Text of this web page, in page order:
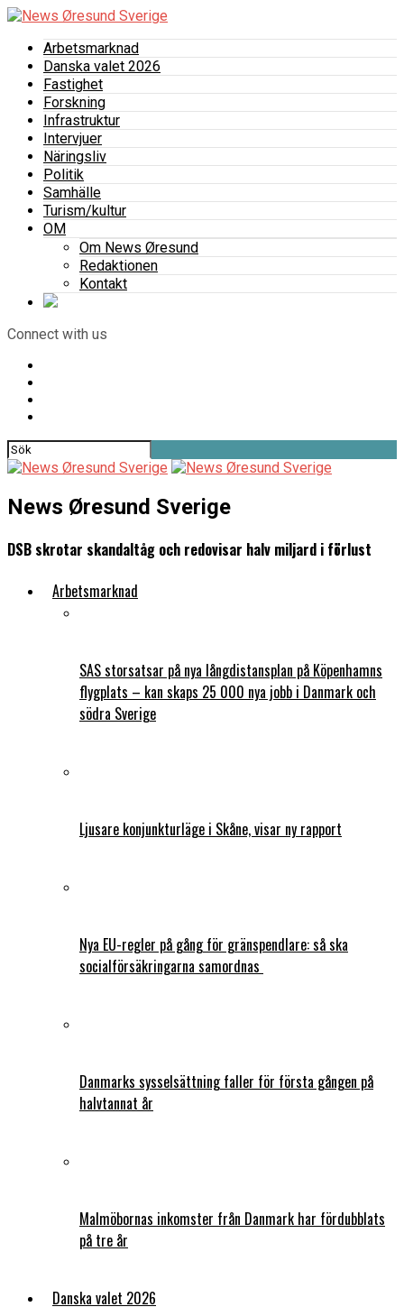
Arbetsmarknad
Danska valet 2026
Fastighet
Forskning
Infrastruktur
Intervjuer
Näringsliv
Politik
Samhälle
Turism/kultur
OM
Om News Øresund
Redaktionen
Kontakt
Connect with us
News Øresund Sverige
DSB skrotar skandaltåg och redovisar halv miljard i förlust
Arbetsmarknad
SAS storsatsar på nya långdistansplan på Köpenhamns
flygplats – kan skaps 25 000 nya jobb i Danmark och
södra Sverige
Ljusare konjunkturläge i Skåne, visar ny rapport
Nya EU-regler på gång för gränspendlare: så ska
socialförsäkringarna samordnas
Danmarks sysselsättning faller för första gången på
halvtannat år
Malmöbornas inkomster från Danmark har fördubblats
på tre år
Danska valet 2026